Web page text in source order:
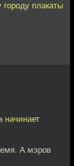
плакаты
начинает
А мэров